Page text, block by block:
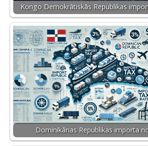
Kongo Demokrātiskās Republikas
Dominikānas Republikas importa